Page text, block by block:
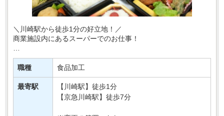
＼川崎駅から徒歩1分の好立地！／
商業施設内にあるスーパーでのお仕事！
あなたには、
スーパーの惣菜部門でご活躍いただきます！
お惣菜の調理やパック詰めなど♪
「コツコツ作業が得意！」⇒そんな方へお・・・
職種 食品加工
最寄駅
【川崎駅】徒歩1分
【京急川崎駅】徒歩7分